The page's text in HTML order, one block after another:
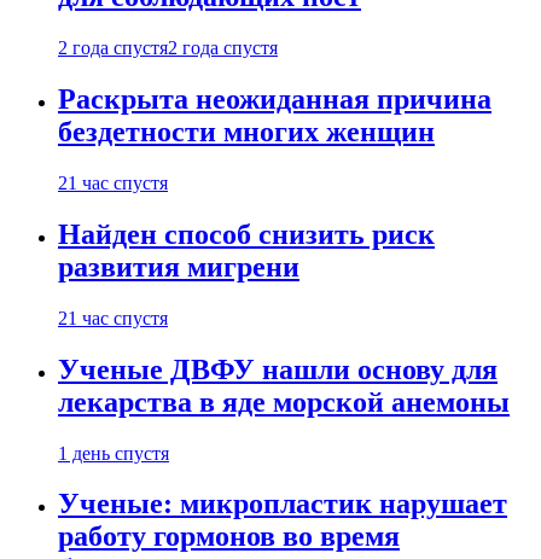
2 года спустя2 года спустя
Раскрыта неожиданная причина
бездетности многих женщин
21 час спустя
Найден способ снизить риск
развития мигрени
21 час спустя
Ученые ДВФУ нашли основу для
лекарства в яде морской анемоны
1 день спустя
Ученые: микропластик нарушает
работу гормонов во время